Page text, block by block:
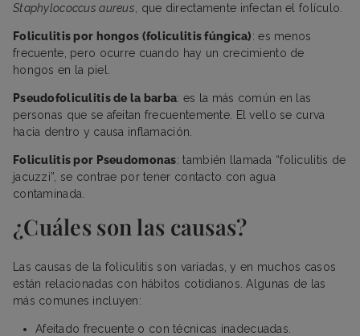
Staphylococcus aureus , que directamente infectan el folículo.
Foliculitis por hongos (foliculitis fúngica): es menos
frecuente, pero ocurre cuando hay un crecimiento de
hongos en la piel.
Pseudofoliculitis de la barba: es la más común en las
personas que se afeitan frecuentemente. El vello se curva
hacia dentro y causa inflamación.
Foliculitis por Pseudomonas: también llamada “foliculitis de
jacuzzi”, se contrae por tener contacto con agua
contaminada.
¿Cuáles son las causas?
Las causas de la foliculitis son variadas, y en muchos casos
están relacionadas con hábitos cotidianos. Algunas de las
más comunes incluyen:
Afeitado frecuente o con técnicas inadecuadas.